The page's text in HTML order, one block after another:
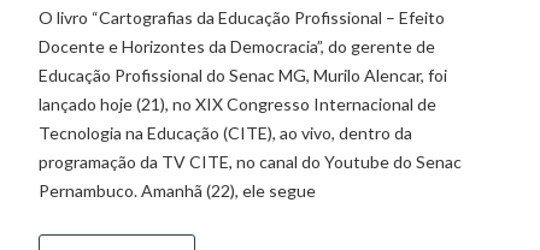
O livro “Cartografias da Educação Profissional – Efeito
Docente e Horizontes da Democracia”, do gerente de
Educação Profissional do Senac MG, Murilo Alencar, foi
lançado hoje (21), no XIX Congresso Internacional de
Tecnologia na Educação (CITE), ao vivo, dentro da
programação da TV CITE, no canal do Youtube do Senac
Pernambuco. Amanhã (22), ele segue